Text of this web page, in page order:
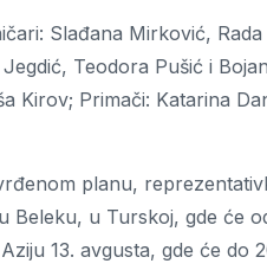
Slađana Mirković,
Teodora Pušić i
Kirov; Primači: Katarina
planu,
Beleku, u Turskoj, gde će
13. avgusta, gde će do